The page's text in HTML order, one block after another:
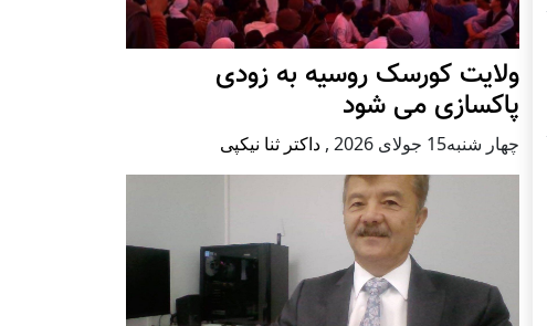
ولایت کورسک روسیه به زودی
پاکسازی می شود
چهار شنبه15 جولای 2026 , داکتر ثنا نیکپی